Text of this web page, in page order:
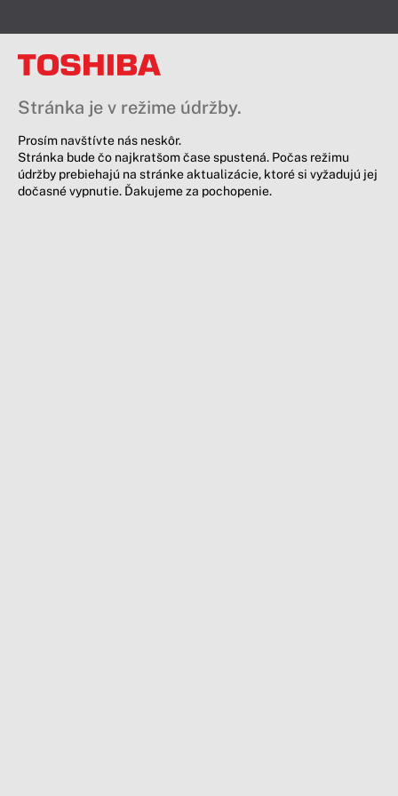
Stránka je v režime údržby.
Prosím navštívte nás neskôr.
Stránka bude čo najkratšom čase spustená. Počas režimu
údržby prebiehajú na stránke aktualizácie, ktoré si vyžadujú jej
dočasné vypnutie. Ďakujeme za pochopenie.